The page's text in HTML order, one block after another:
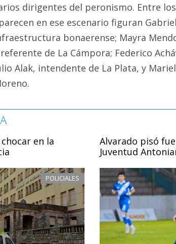
dirigentes del peronismo. Entre
en ese escenario figuran
bonaerense; Mayra
de La Cámpora; Federico
Alak, intendente de La Plata, y
en la
POLICIALES
Alvarado pisó
Juventud